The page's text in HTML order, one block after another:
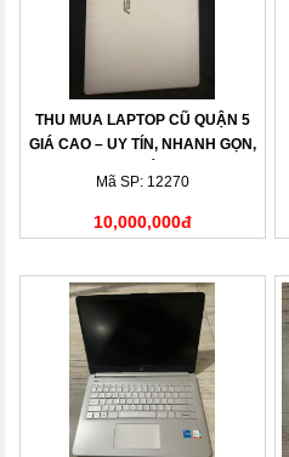
THU MUA LAPTOP CŨ QUẬN 5
GIÁ CAO – UY TÍN, NHANH GỌN,
Mã SP: 12270
10,000,000đ